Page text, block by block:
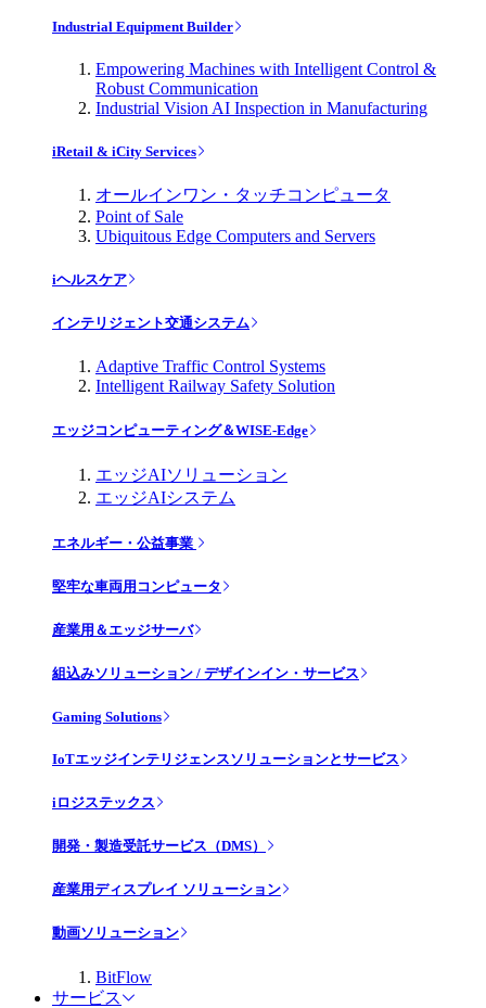
Industrial Equipment Builder
Empowering Machines with Intelligent Control &
Robust Communication
Industrial Vision AI Inspection in Manufacturing
iRetail & iCity Services
オールインワン・タッチコンピュータ
Point of Sale
Ubiquitous Edge Computers and Servers
iヘルスケア
インテリジェント交通システム
Adaptive Traffic Control Systems
Intelligent Railway Safety Solution
エッジコンピューティング＆WISE-Edge
エッジAIソリューション
エッジAIシステム
エネルギー・公益事業
堅牢な車両用コンピュータ
産業用＆エッジサーバ
組込みソリューション / デザインイン・サービス
Gaming Solutions
IoTエッジインテリジェンスソリューションとサービス
iロジステックス
開発・製造受託サービス（DMS）
産業用ディスプレイ ソリューション
動画ソリューション
BitFlow
サービス